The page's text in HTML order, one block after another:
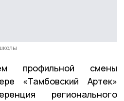
профильной смены
«Тамбовский Артек»
регионального